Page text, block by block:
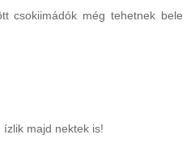
csokiimádók még tehetnek bele
majd nektek is!